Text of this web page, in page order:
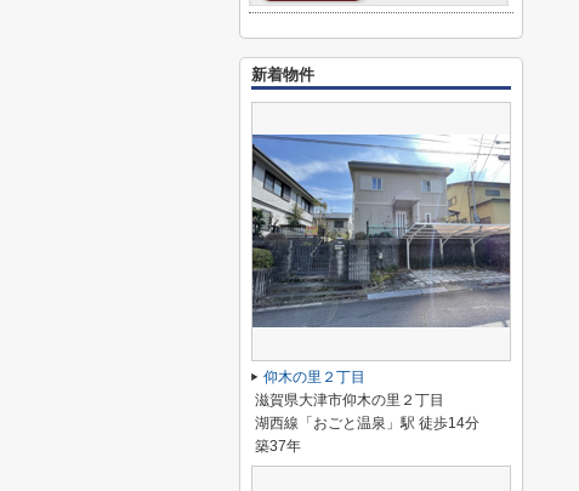
新着物件
仰木の里２丁目
滋賀県大津市仰木の里２丁目
湖西線「おごと温泉」駅 徒歩14分
築37年